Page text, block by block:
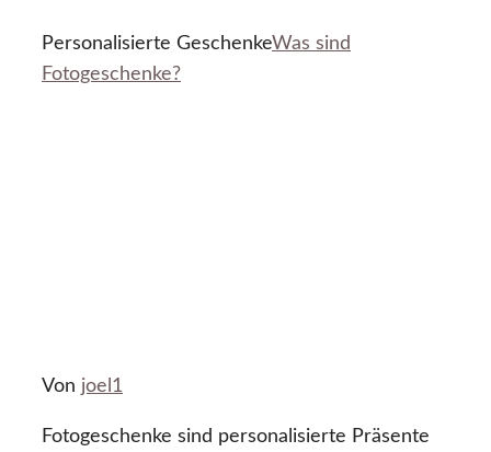
Personalisierte GeschenkeWas sind
Fotogeschenke?
Von joel1
Fotogeschenke sind personalisierte Präsente